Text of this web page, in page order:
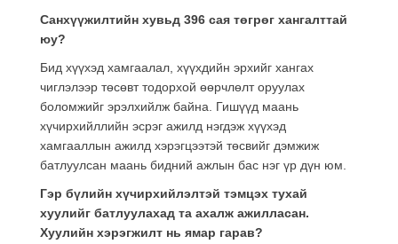
Санхүүжилтийн хувьд 396 сая төгрөг хангалттай
юу?
Бид хүүхэд хамгаалал, хүүхдийн эрхийг хангах
чиглэлээр төсөвт тодорхой өөрчлөлт оруулах
боломжийг эрэлхийлж байна. Гишүүд маань
хүчирхийллийн эсрэг ажилд нэгдэж хүүхэд
хамгааллын ажилд хэрэгцээтэй төсвийг дэмжиж
батлуулсан маань бидний ажлын бас нэг үр дүн юм.
Гэр бүлийн хүчирхийлэлтэй тэмцэх тухай
хуулийг батлуулахад та ахалж ажилласан.
Хуулийн хэрэгжилт нь ямар гарав?